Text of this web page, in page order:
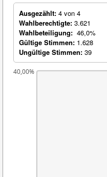
Ausgezählt: 4 von 4
Wahlberechtigte: 3.621
Wahlbeteiligung: 46,0%
Gültige Stimmen: 1.628
Ungültige Stimmen: 39
40,00%